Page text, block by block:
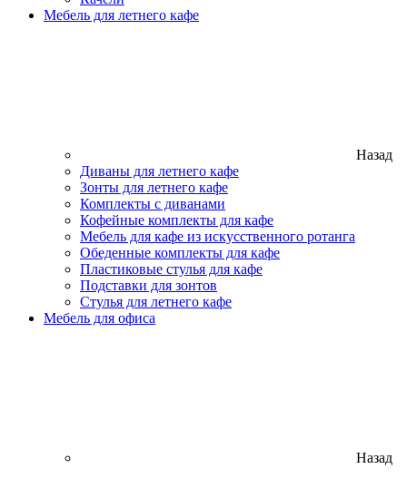
Мебель для летнего кафе
Назад
Диваны для летнего кафе
Зонты для летнего кафе
Комплекты с диванами
Кофейные комплекты для кафе
Мебель для кафе из искусственного ротанга
Обеденные комплекты для кафе
Пластиковые стулья для кафе
Подставки для зонтов
Стулья для летнего кафе
Мебель для офиса
Назад